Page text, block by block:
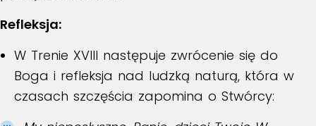
Refleksja:
W Trenie XVIII następuje zwrócenie się do
Boga i refleksja nad ludzką naturą, która w
czasach szczęścia zapomina o Stwórcy: